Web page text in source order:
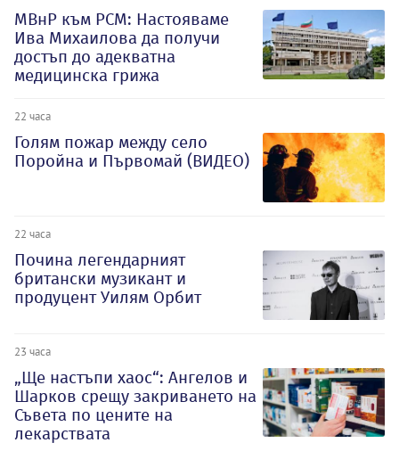
МВнР към РСМ: Настояваме
Ива Михаилова да получи
достъп до адекватна
медицинска грижа
22 часа
Голям пожар между село
Поройна и Първомай (ВИДЕО)
22 часа
Почина легендарният
британски музикант и
продуцент Уилям Орбит
23 часа
„Ще настъпи хаос“: Ангелов и
Шарков срещу закриването на
Съвета по цените на
лекарствата